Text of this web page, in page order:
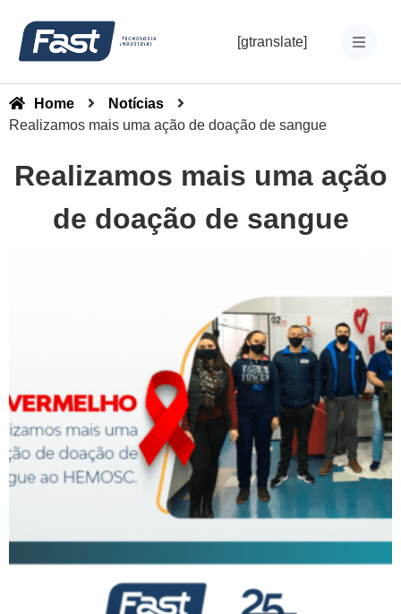
[gtranslate]
Home
Notícias
Realizamos mais uma ação de doação de sangue
Realizamos mais uma ação
de doação de sangue